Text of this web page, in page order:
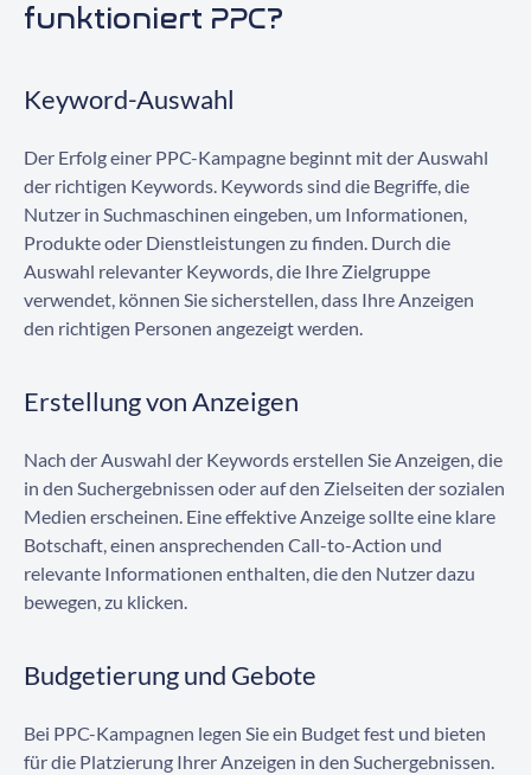
funktioniert PPC?
Keyword-Auswahl
Der Erfolg einer PPC-Kampagne beginnt mit der Auswahl
der richtigen Keywords. Keywords sind die Begriffe, die
Nutzer in Suchmaschinen eingeben, um Informationen,
Produkte oder Dienstleistungen zu finden. Durch die
Auswahl relevanter Keywords, die Ihre Zielgruppe
verwendet, können Sie sicherstellen, dass Ihre Anzeigen
den richtigen Personen angezeigt werden.
Erstellung von Anzeigen
Nach der Auswahl der Keywords erstellen Sie Anzeigen, die
in den Suchergebnissen oder auf den Zielseiten der sozialen
Medien erscheinen. Eine effektive Anzeige sollte eine klare
Botschaft, einen ansprechenden Call-to-Action und
relevante Informationen enthalten, die den Nutzer dazu
bewegen, zu klicken.
Budgetierung und Gebote
Bei PPC-Kampagnen legen Sie ein Budget fest und bieten
für die Platzierung Ihrer Anzeigen in den Suchergebnissen.